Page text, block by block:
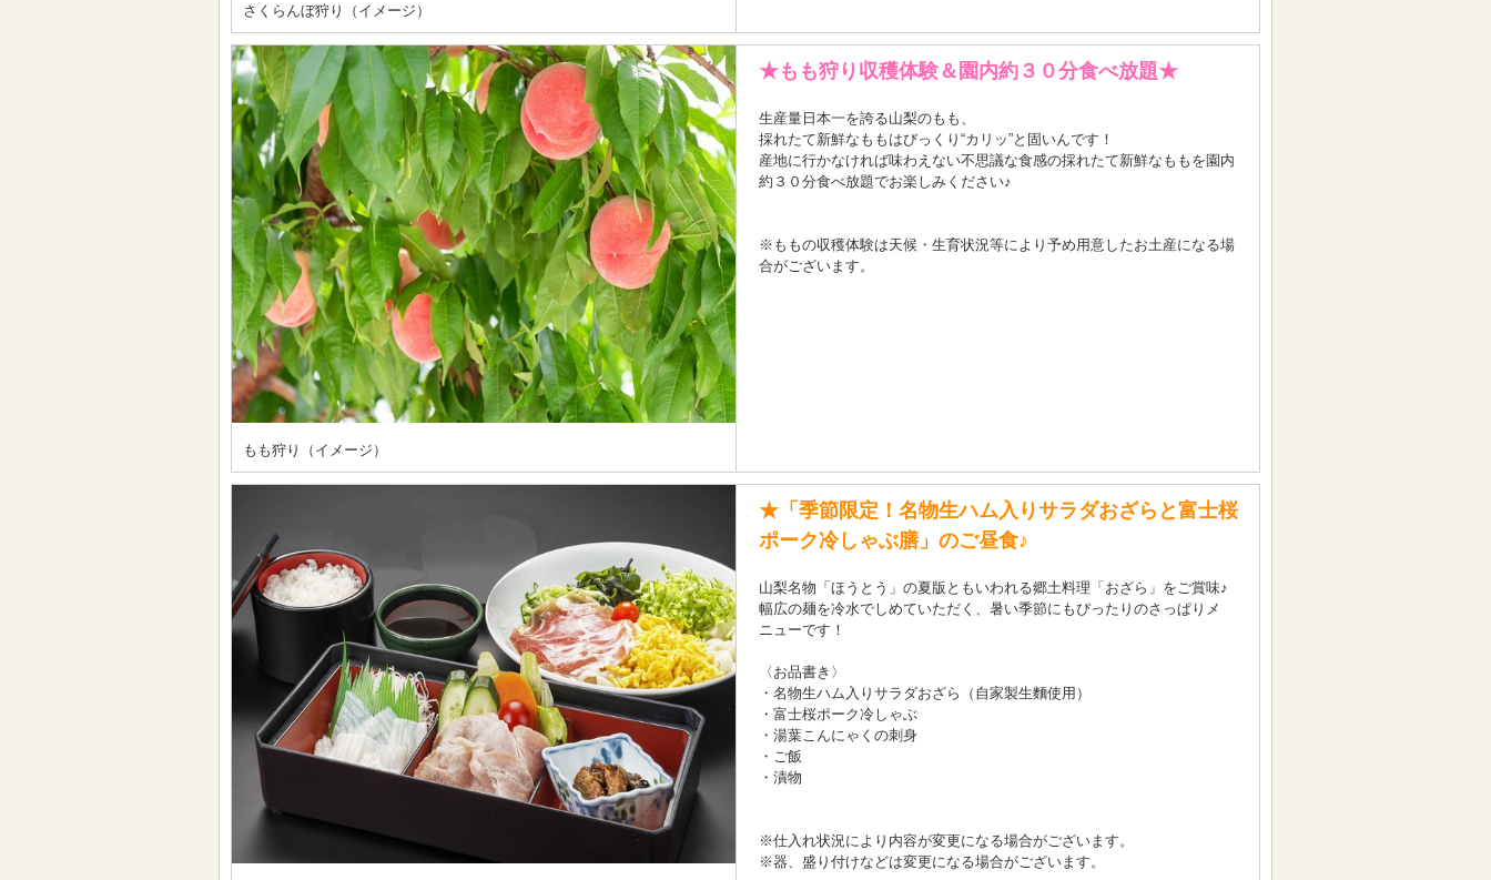
さくらんぼ狩り（イメージ）
もも狩り（イメージ）
★もも狩り収穫体験＆園内約３０分食べ放題★
生産量日本一を誇る山梨のもも、
採れたて新鮮なももはびっくり“カリッ”と固いんです！
産地に行かなければ味わえない不思議な食感の採れたて新鮮なももを園内
約３０分食べ放題でお楽しみください♪
※ももの収穫体験は天候・生育状況等により予め用意したお土産になる場
合がございます。
★「季節限定！名物生ハム入りサラダおざらと富士桜
ポーク冷しゃぶ膳」のご昼食♪
山梨名物「ほうとう」の夏版ともいわれる郷土料理「おざら」をご賞味♪
幅広の麺を冷水でしめていただく、暑い季節にもぴったりのさっぱりメ
ニューです！
〈お品書き〉
・名物生ハム入りサラダおざら（自家製生麵使用）
・富士桜ポーク冷しゃぶ
・湯葉こんにゃくの刺身
・ご飯
・漬物
※仕入れ状況により内容が変更になる場合がございます。
※器、盛り付けなどは変更になる場合がございます。